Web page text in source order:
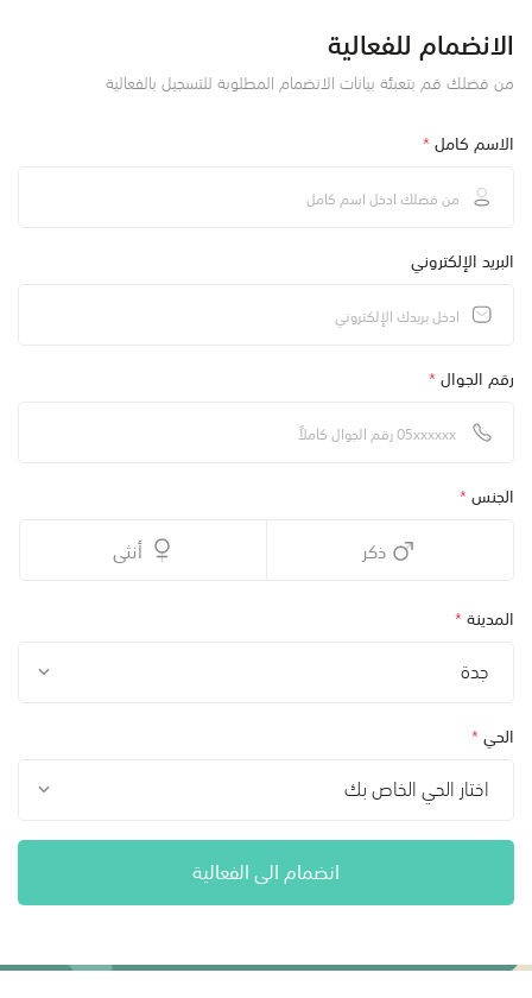
الانضمام للفعالية
من فضلك قم بتعبئة بيانات الانضمام المطلوبة للتسجيل بالفعالية
الاسم كامل*
البريد الإلكتروني
رقم الجوال*
الجنس*
ذكر أنثى
المدينة*
جدة
الحي*
اختار الحي الخاص بك
انضمام الى الفعالية